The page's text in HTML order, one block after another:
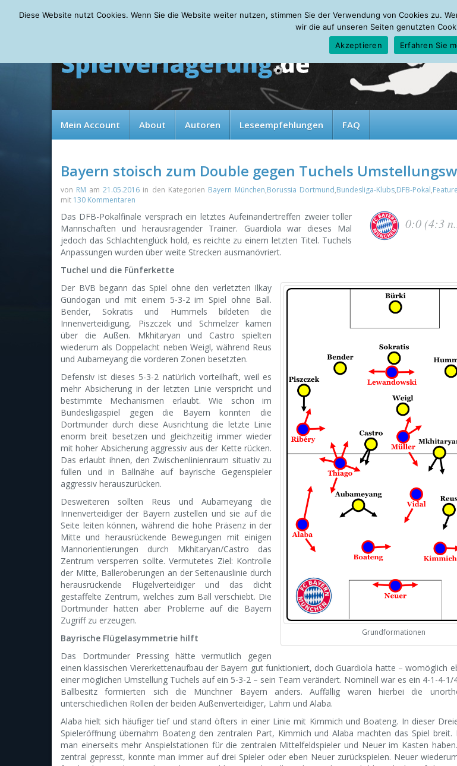
Sunday, 09.08.2026
Mein Account About Autoren Leseempfehlungen FAQ
Bayern stoisch zum Double gegen Tuchels
von RM am21.05.2016 in den Kategorien Bayern München,Borussia Dortmund,Bundesliga-Klubs,DFB-Pokal,
mit 130 Kommentaren
0:0 (4:3
Das DFB-Pokalfinale versprach ein letztes Aufeinandertreffen zweier toller
Mannschaften und herausragender Trainer. Guardiola war dieses Mal
jedoch das Schlachtenglück hold, es reichte zu einem letzten Titel. Tuchels
Anpassungen wurden über weite Strecken ausmanövriert.
Tuchel und die Fünferkette
Grundformationen
Der BVB begann das Spiel ohne den verletzten Ilkay
Gündogan und mit einem 5-3-2 im Spiel ohne Ball.
Bender, Sokratis und Hummels bildeten die
Innenverteidigung, Piszczek und Schmelzer kamen
über die Außen. Mkhitaryan und Castro spielten
wiederum als Doppelacht neben Weigl, während Reus
und Aubameyang die vorderen Zonen besetzten.
Defensiv ist dieses 5-3-2 natürlich vorteilhaft, weil es
mehr Absicherung in der letzten Linie verspricht und
bestimmte Mechanismen erlaubt. Wie schon im
Bundesligaspiel gegen die Bayern konnten die
Dortmunder durch diese Ausrichtung die letzte Linie
enorm breit besetzen und gleichzeitig immer wieder
mit hoher Absicherung aggressiv aus der Kette rücken.
Das erlaubt ihnen, den Zwischenlinienraum situativ zu
füllen und in Ballnähe auf bayrische Gegenspieler
aggressiv herauszurücken.
Desweiteren sollten Reus und Aubameyang die
Innenverteidiger der Bayern zustellen und sie auf die
Seite leiten können, während die hohe Präsenz in der
Mitte und herausrückende Bewegungen mit einigen
Mannorientierungen durch Mkhitaryan/Castro das
Zentrum versperren sollte. Vermutetes Ziel: Kontrolle
der Mitte, Balleroberungen an der Seitenauslinie durch
herausrückende Flügelverteidiger und das dicht
gestaffelte Zentrum, welches zum Ball verschiebt. Die
Dortmunder hatten aber Probleme auf die Bayern
Zugriff zu erzeugen.
Bayrische Flügelasymmetrie hilft
Das Dortmunder Pressing hätte vermutlich gegen
einen klassischen Viererkettenaufbau der Bayern gut funktioniert, doch Guardiola hatte – womöglich
einer möglichen Umstellung Tuchels auf ein 5-3-2 – sein Team verändert. Nominell war es ein 4-1-4-1/
Ballbesitz formierten sich die Münchner Bayern anders. Auffällig waren hierbei die
unterschiedlichen Rollen der beiden Außenverteidiger, Lahm und Alaba.
Alaba hielt sich häufiger tief und stand öfters in einer Linie mit Kimmich und Boateng. In dieser
Spieleröffnung übernahm Boateng den zentralen Part, Kimmich und Alaba machten das Spiel
man einerseits mehr Anspielstationen für die zentralen Mittelfeldspieler und Neuer im Kasten
zentral gepresst, konnte man immer auf drei Spieler oder eben Neuer zurückspielen. Neuer
Diese Website nutzt Cookies. Wenn Sie die Website weiter nutzen, stimmen Sie der Verwendung von Cookies zu.
wir die auf unseren Seiten genutzten
Akzeptieren
Erfahren Sie